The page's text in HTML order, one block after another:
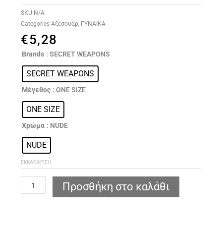
SKU N/A
Categories Αξεσουάρ ΓΥΝΑΙΚΑ
€5,28
Brands : SECRET WEAPONS
SECRET WEAPONS
Μέγεθος : ONE SIZE
ONE SIZE
Χρώμα : NUDE
NUDE
ΕΚΚΑΘΆΡΙΣΗ
SECRET
SW043
ΚΑΛΥΜΜΑΤΑ
ΘΗΛΗΣ
ΜΙΑΣ
ΧΡΗΣΗΣ
(3
ΖΕΥΓΑΡΙΑ)
ποσότητα
Προσθήκη στο καλάθι